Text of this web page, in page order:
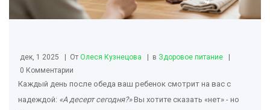
дек, 1 2025 От Олеся Кузнецова в Здоровое питание
0 Комментарии
Каждый день после обеда ваш ребенок смотрит на вас с
надеждой: «А десерт сегодня?»Вы хотите сказать «нет» - но